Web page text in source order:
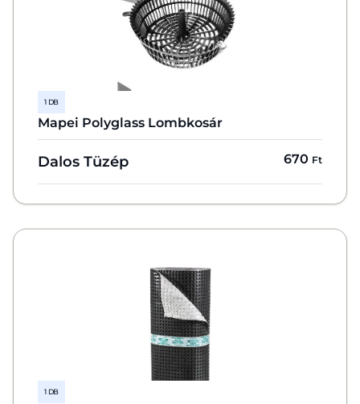
1 DB
Mapei Polyglass Lombkosár
Dalos Tüzép 670 Ft
1 DB